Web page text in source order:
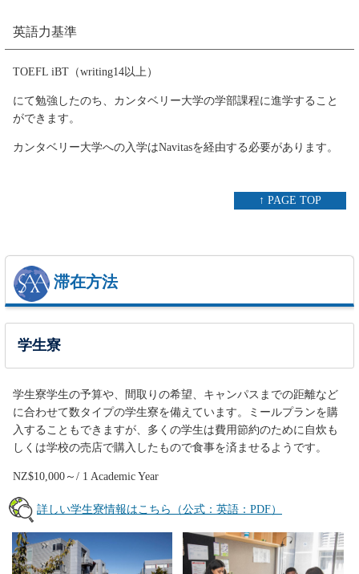
英語力基準
TOEFL iBT（writing14以上）
にて勉強したのち、カンタベリー大学の学部課程に進学すること
ができます。
カンタベリー大学への入学はNavitasを経由する必要があります。
↑ PAGE TOP
滞在方法
学生寮
学生寮学生の予算や、間取りの希望、キャンパスまでの距離など
に合わせて数タイプの学生寮を備えています。ミールプランを購
入することもできますが、多くの学生は費用節約のために自炊も
しくは学校の売店で購入したもので食事を済ませるようです。
NZ$10,000～/ 1 Academic Year
詳しい学生寮情報はこちら（公式：英語：PDF）